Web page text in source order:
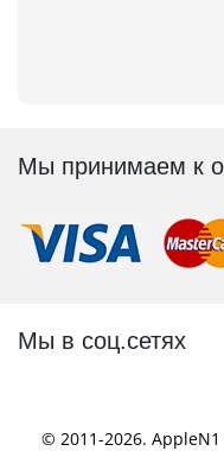
Мы принимаем к
Мы в соц.сетях
© 2011-2026. AppleN1